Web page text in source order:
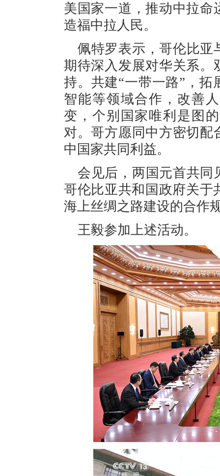
美国家一道，推动中拉命
造福中拉人民。
佩特罗表示，哥伦比亚
期待深入发展对华关系。
持。共建“一带一路”，
智能等领域合作，改善
变，个别国家唯利是图
对。哥方愿同中方密切配
中国家共同利益。
会见后，两国元首共同
哥伦比亚共和国政府关于
海上丝绸之路建设的合作
王毅参加上述活动。